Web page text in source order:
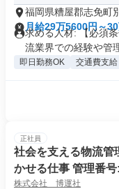
福岡県糟屋郡志免町
月給29万5600円～
求める人材: 【必須
流業界での経験や管
即日勤務OK 交通費支給
正社員
社会を支える物流管
かせる仕事 管理番
株式会社 博運社